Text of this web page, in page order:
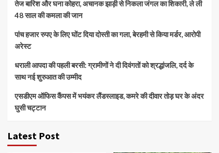
तेज बारिश और घना कोहरा, अचानक झाड़ी से निकला जंगल का शिकारी, ले ली
48 साल की कमला की जान
पांच हजार रुपए के लिए घोंट दिया दोस्ती का गला, बेरहमी से किया मर्डर, आरोपी
अरेस्ट
धराली आपदा की पहली बरसी: ग्रामीणों ने दी दिवंगतों को श्रद्धांजलि, दर्द के
साथ नई शुरुआत की उम्मीद
एसडीएम ऑफिस कैंपस में भयंकर लैंडस्लाइड, कमरे की दीवार तोड़ घर के अंदर
घुसी चट्टान
Latest Post